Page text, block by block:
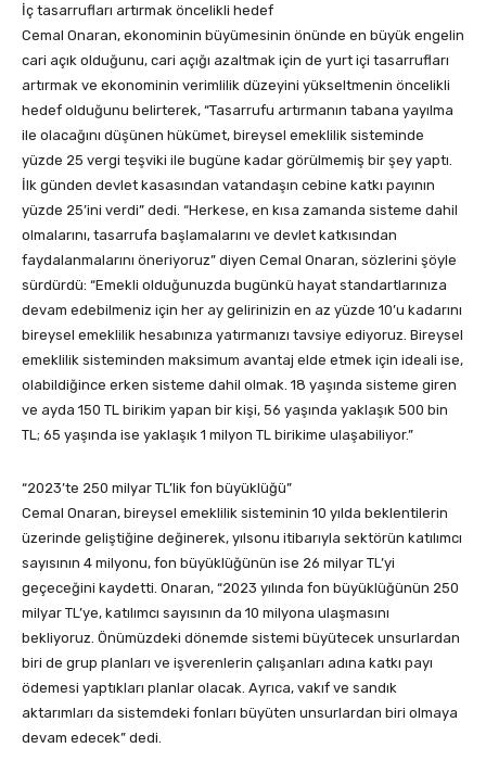
İç tasarrufları artırmak öncelikli hedef
Cemal Onaran, ekonominin büyümesinin önünde en büyük engelin
cari açık olduğunu, cari açığı azaltmak için de yurt içi tasarrufları
artırmak ve ekonominin verimlilik düzeyini yükseltmenin öncelikli
hedef olduğunu belirterek, “Tasarrufu artırmanın tabana yayılma
ile olacağını düşünen hükümet, bireysel emeklilik sisteminde
yüzde 25 vergi teşviki ile bugüne kadar görülmemiş bir şey yaptı.
İlk günden devlet kasasından vatandaşın cebine katkı payının
yüzde 25’ini verdi” dedi. “Herkese, en kısa zamanda sisteme dahil
olmalarını, tasarrufa başlamalarını ve devlet katkısından
faydalanmalarını öneriyoruz” diyen Cemal Onaran, sözlerini şöyle
sürdürdü: “Emekli olduğunuzda bugünkü hayat standartlarınıza
devam edebilmeniz için her ay gelirinizin en az yüzde 10’u kadarını
bireysel emeklilik hesabınıza yatırmanızı tavsiye ediyoruz. Bireysel
emeklilik sisteminden maksimum avantaj elde etmek için ideali ise,
olabildiğince erken sisteme dahil olmak. 18 yaşında sisteme giren
ve ayda 150 TL birikim yapan bir kişi, 56 yaşında yaklaşık 500 bin
TL; 65 yaşında ise yaklaşık 1 milyon TL birikime ulaşabiliyor.”
“2023’te 250 milyar TL’lik fon büyüklüğü”
Cemal Onaran, bireysel emeklilik sisteminin 10 yılda beklentilerin
üzerinde geliştiğine değinerek, yılsonu itibarıyla sektörün katılımcı
sayısının 4 milyonu, fon büyüklüğünün ise 26 milyar TL’yi
geçeceğini kaydetti. Onaran, “2023 yılında fon büyüklüğünün 250
milyar TL’ye, katılımcı sayısının da 10 milyona ulaşmasını
bekliyoruz. Önümüzdeki dönemde sistemi büyütecek unsurlardan
biri de grup planları ve işverenlerin çalışanları adına katkı payı
ödemesi yaptıkları planlar olacak. Ayrıca, vakıf ve sandık
aktarımları da sistemdeki fonları büyüten unsurlardan biri olmaya
devam edecek” dedi.